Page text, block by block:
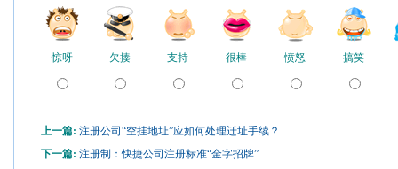
惊呀 欠揍 支持 很棒 愤怒 搞笑
上一篇: 注册公司“空挂地址”应如何处理迁址手续？
下一篇: 注册制：快捷公司注册标准“金字招牌”